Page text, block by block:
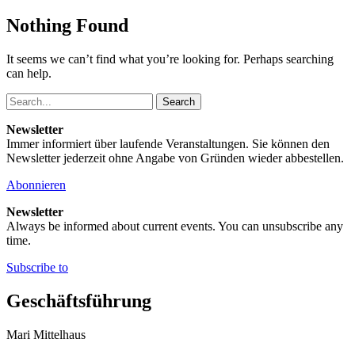
Nothing Found
It seems we can’t find what you’re looking for. Perhaps searching
can help.
Search
Newsletter
Immer informiert über laufende Veranstaltungen. Sie können den
Newsletter jederzeit ohne Angabe von Gründen wieder abbestellen.
Abonnieren
Newsletter
Always be informed about current events. You can unsubscribe any
time.
Subscribe to
Geschäftsführung
Mari Mittelhaus